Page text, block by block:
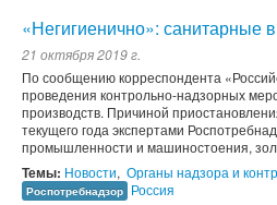
«Негигиенично»: санитарные
21 октября 2019 г.
По сообщению корреспондента
проведения контрольно-надзорных
производств. Причиной
текущего года экспертами
промышленности и машиностоения,
Темы: Новости, Органы надзора и
Роспотребнадзор Россия